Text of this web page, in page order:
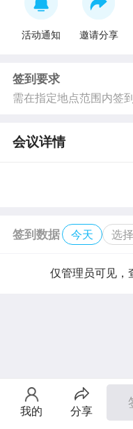
活动通知 邀请分享
签到要求
需在指定地点范围内签到
会议详情
签到数据 今天 选
仅管理员可见，
我的 分享